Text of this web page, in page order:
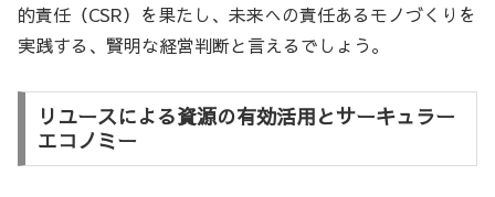
的責任（CSR）を果たし、未来への責任あるモノづくりを
実践する、賢明な経営判断と言えるでしょう。
リユースによる資源の有効活用とサーキュラー
エコノミー